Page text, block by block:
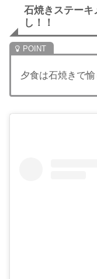
石焼きステーキ
し！！
夕食は石焼きで